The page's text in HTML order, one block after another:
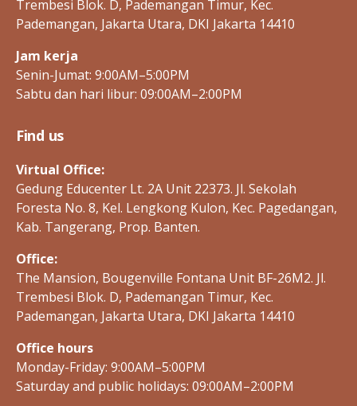
Trembesi Blok. D, Pademangan Timur, Kec.
Pademangan, Jakarta Utara, DKI Jakarta 14410
Jam kerja
Senin-Jumat: 9:00AM–5:00PM
Sabtu dan hari libur: 09:00AM–2:00PM
Find us
Virtual Office:
Gedung Educenter Lt. 2A Unit 22373. Jl. Sekolah
Foresta No. 8, Kel. Lengkong Kulon, Kec. Pagedangan,
Kab. Tangerang, Prop. Banten.
Office:
The Mansion, Bougenville Fontana Unit BF-26M2. Jl.
Trembesi Blok. D, Pademangan Timur, Kec.
Pademangan, Jakarta Utara, DKI Jakarta 14410
Office hours
Monday-Friday: 9:00AM–5:00PM
Saturday and public holidays: 09:00AM–2:00PM